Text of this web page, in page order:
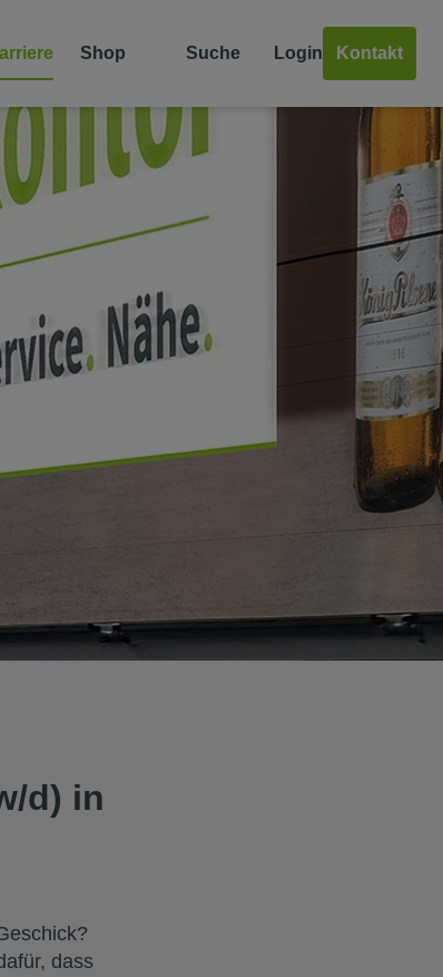
Suche Login Kontakt
Shop
d) in
dass